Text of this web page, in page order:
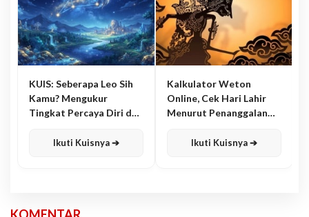
KUIS: Seberapa Leo Sih
Kamu? Mengukur
Tingkat Percaya Diri dan
Ikuti Kuisnya ➔
Kalkulator Weton
Online, Cek Hari Lahir
Menurut Penanggalan
Ikuti Kuisnya ➔